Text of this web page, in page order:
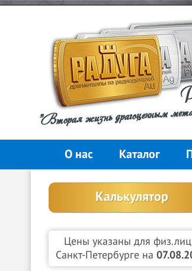
"Вторая жизнь драгоценным
О нас Каталог
Калькулятор
Цены указаны для
Санкт-Петербурге на